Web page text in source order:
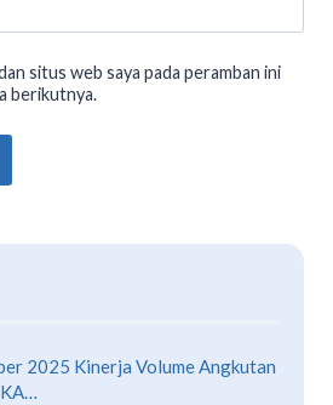
situs web saya pada peramban ini
berikutnya.
2025 Kinerja Volume Angkutan